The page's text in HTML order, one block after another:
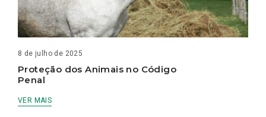
8 de julho de 2025
Proteção dos Animais no Código
Penal
VER MAIS